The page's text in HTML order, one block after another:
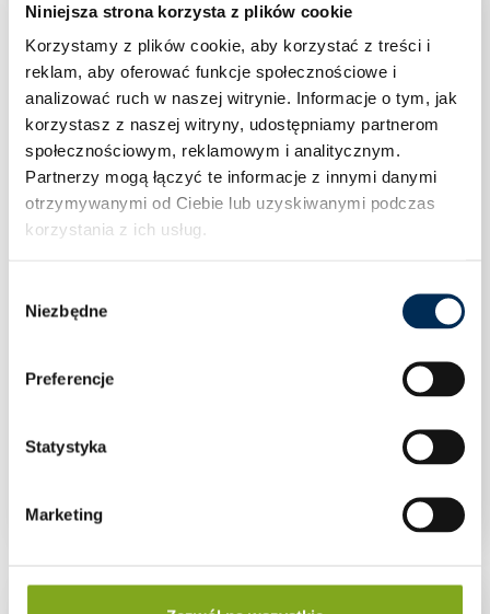
Niniejsza strona korzysta z plików cookie
Korzystamy z plików cookie, aby korzystać z treści i
reklam, aby oferować funkcje społecznościowe i
analizować ruch w naszej witrynie. Informacje o tym, jak
korzystasz z naszej witryny, udostępniamy partnerom
społecznościowym, reklamowym i analitycznym.
Partnerzy mogą łączyć te informacje z innymi danymi
otrzymywanymi od Ciebie lub uzyskiwanymi podczas
korzystania z ich usług.
zgody
Niezbędne
Preferencje
Statystyka
Marketing
OGRANICZNIK PRZEPIĘĆ PHOENIX CONTACT